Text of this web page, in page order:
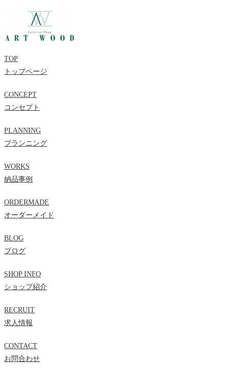
TOP
トップページ
CONCEPT
コンセプト
PLANNING
プランニング
WORKS
納品事例
ORDERMADE
オーダーメイド
BLOG
ブログ
SHOP INFO
ショップ紹介
RECRUIT
求人情報
CONTACT
お問合わせ